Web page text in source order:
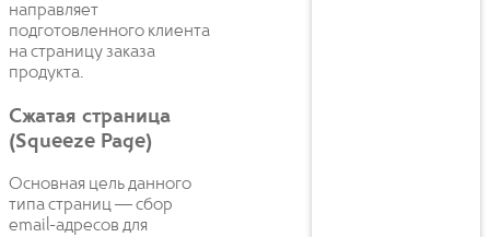
направляет
подготовленного клиента
на страницу заказа
продукта.
Сжатая страница
(Squeeze Page)
Основная цель данного
типа страниц — сбор
email-адресов для